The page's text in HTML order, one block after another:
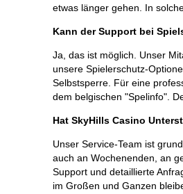
etwas länger gehen. In
Kann der Support bei
Ja, das ist möglich. Unser
unsere Spielerschutz-
Selbstsperre. Für eine
dem belgischen "Spelinfo".
Hat SkyHills Casino
Unser Service-Team ist
auch an Wochenenden, an
Support und detaillierte
im Großen und Ganzen